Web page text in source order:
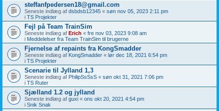
steffanfpedersen18@gmail.com
Seneste indlæg af dsbdsb12345 « søn nov 05, 2023 2:11 pm
i TS Projekter
Fejl på Team TrainSim
Seneste indlæg af Erich « fre nov 03, 2023 9:08 am
i Meddelelser fra Team TrainSim til brugerne
Fjernelse af repaints fra KongSmadder
Seneste indlæg af KongSmadder « lør dec 18, 2021 6:54 pm
i TS Projekter
Scenarie til Jylland 1,3
Seneste indlæg af PhilipSsSsS « søn okt 31, 2021 7:06 pm
i TS Ruter
Sjælland 1.2 og jylland
Seneste indlæg af guxi « ons okt 20, 2021 4:54 pm
i Snik Snak